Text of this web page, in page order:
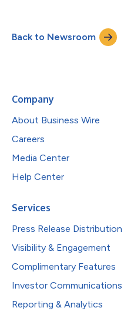
farmacias y profesionales de
eligió Salesforce Life
Engagement, Data Cloud y
Back to Newsroom
Company
About Business Wire
Careers
Media Center
Help Center
Services
Press Release Distribution
Visibility & Engagement
Complimentary Features
Investor Communications
Reporting & Analytics